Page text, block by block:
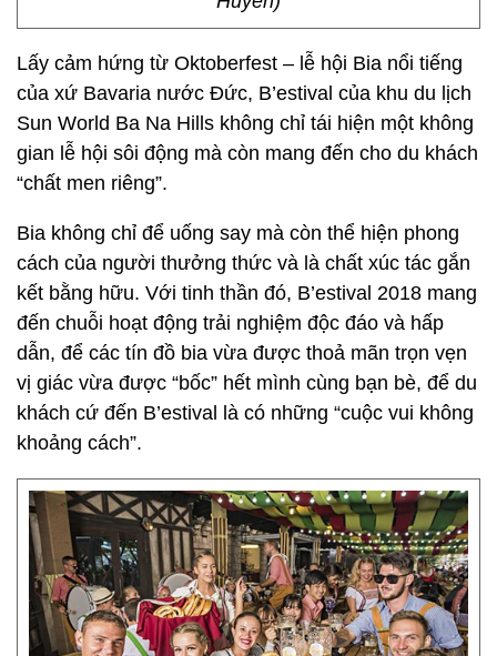
Lấy cảm hứng từ Oktoberfest – lễ hội Bia nổi tiếng
của xứ Bavaria nước Đức, B’estival của khu du lịch
Sun World Ba Na Hills không chỉ tái hiện một không
gian lễ hội sôi động mà còn mang đến cho du khách
“chất men riêng”.
Bia không chỉ để uống say mà còn thể hiện phong
cách của người thưởng thức và là chất xúc tác gắn
kết bằng hữu. Với tinh thần đó, B’estival 2018 mang
đến chuỗi hoạt động trải nghiệm độc đáo và hấp
dẫn, để các tín đồ bia vừa được thoả mãn trọn vẹn
vị giác vừa được “bốc” hết mình cùng bạn bè, để du
khách cứ đến B’estival là có những “cuộc vui không
khoảng cách”.